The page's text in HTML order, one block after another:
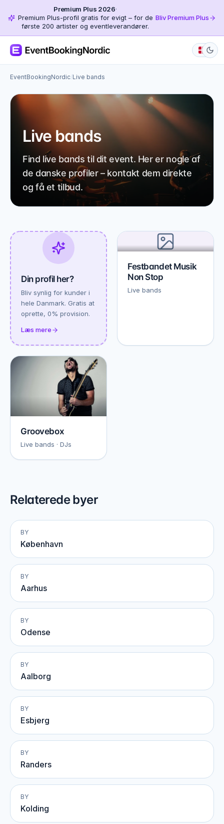
Premium Plus 2026·
Premium Plus-profil gratis for evigt – for de
første 200 artister og eventleverandører.
Bliv Premium Plus
EventBookingNordic/Live bands
Live bands
Find live bands til dit event. Her er nogle af
de danske profiler – kontakt dem direkte
og få et tilbud.
Din profil her?
Bliv synlig for kunder i
hele Danmark. Gratis at
oprette, 0% provision.
Læs mere
Festbandet Musik
Non Stop
Live bands
Groovebox
Live bands · DJs
Relaterede byer
BY
København
BY
Aarhus
BY
Odense
BY
Aalborg
BY
Esbjerg
BY
Randers
BY
Kolding